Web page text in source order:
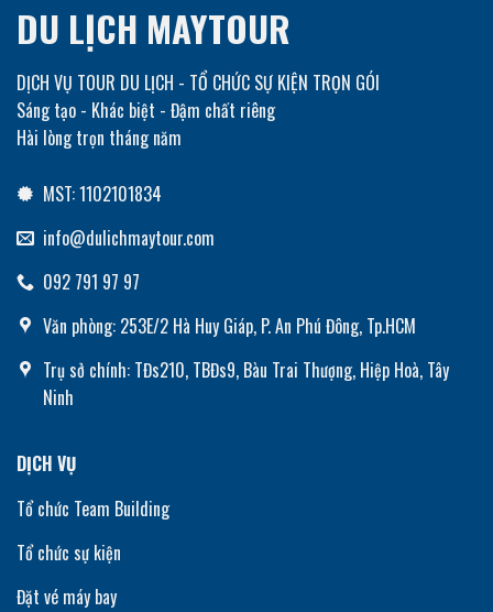
DU LỊCH MAYTOUR
DỊCH VỤ TOUR DU LỊCH - TỔ CHỨC SỰ KIỆN TRỌN GÓI
Sáng tạo - Khác biệt - Đậm chất riêng
Hài lòng trọn tháng năm
MST: 1102101834
info@dulichmaytour.com
092 791 97 97
Văn phòng: 253E/2 Hà Huy Giáp, P. An Phú Đông, Tp.HCM
Trụ sở chính: TĐs210, TBĐs9, Bàu Trai Thượng, Hiệp Hoà, Tây
Ninh
DỊCH VỤ
Tổ chức Team Building
Tổ chức sự kiện
Đặt vé máy bay